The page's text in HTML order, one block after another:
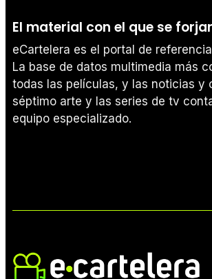
El material con el que se
eCartelera es el portal de
La base de datos multimedia más
todas las películas, y las noticias y
séptimo arte y las series de tv
equipo especializado.